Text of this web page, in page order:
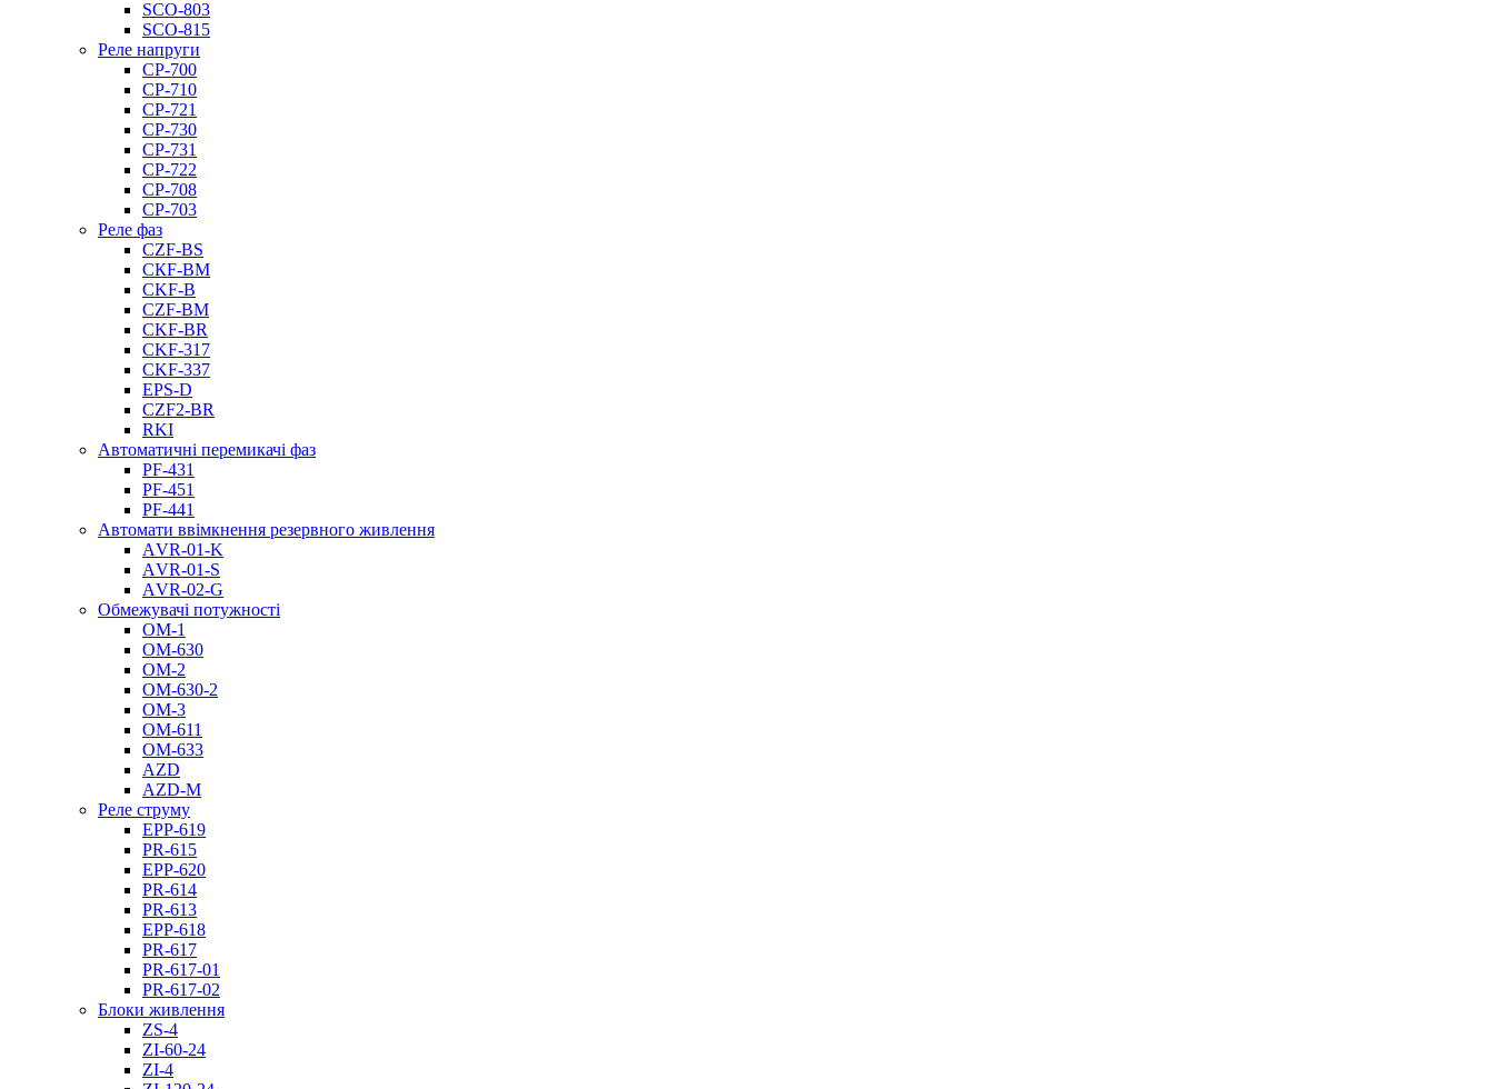
SCO-803
SCO-815
Реле напруги
CP-700
CP-710
CP-721
CP-730
CP-731
CP-722
CP-708
CP-703
Реле фаз
CZF-BS
CКF-BM
CKF-B
CZF-BM
CKF-BR
CKF-317
CKF-337
EPS-D
CZF2-BR
RKI
Автоматичні перемикачі фаз
PF-431
PF-451
PF-441
Автомати ввімкнення резервного живлення
АVR-01-K
АVR-01-S
АVR-02-G
Обмежувачі потужності
ОМ-1
ОМ-630
ОМ-2
ОМ-630-2
ОМ-3
ОМ-611
ОМ-633
AZD
AZD-M
Реле струму
EPP-619
PR-615
EPP-620
PR-614
PR-613
EPP-618
PR-617
PR-617-01
PR-617-02
Блоки живлення
ZS-4
ZI-60-24
ZI-4